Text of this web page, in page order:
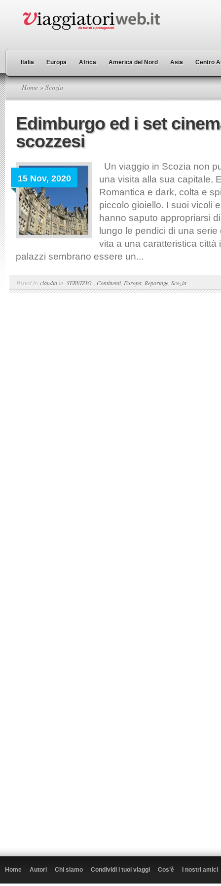
Italia Europa Africa America del Nord Asia Centro
Home » Scozia
Edimburgo ed i set
scozzesi
15 Nov, 2020
Un viaggio in Scozia non
una visita alla sua capitale,
Romantica e dark, colta e
piccolo gioiello. I suoi vicoli
hanno saputo appropriarsi
lungo le pendici di una
vita a una caratteristica città
palazzi sembrano essere un...
Posted byclaudia in -SERVIZIO- Continenti, Europa Reportage Scozia
Home Autori Chi siamo Condividi i tuoi viaggi Cos’è I nostri amici